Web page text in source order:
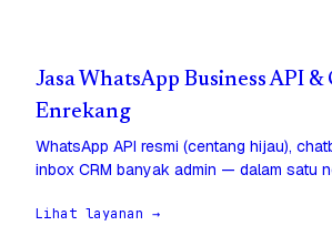
Jasa WhatsApp Business API &
Enrekang
WhatsApp API resmi (centang hijau),
inbox CRM banyak admin — dalam satu
Lihat layanan →